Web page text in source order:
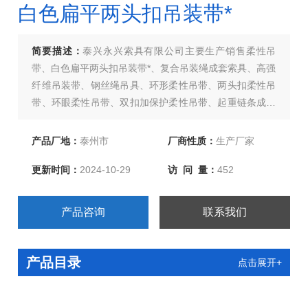
白色扁平两头扣吊装带*
简要描述：泰兴永兴索具有限公司主要生产销售柔性吊
带、白色扁平两头扣吊装带*、复合吊装绳成套索具、高强
纤维吊装带、钢丝绳吊具、环形柔性吊带、两头扣柔性吊
带、环眼柔性吊带、双扣加保护柔性吊带、起重链条成套
种产品，欢迎新老客户、来函洽谈订购！
产品厂地：泰州市 厂商性质： 生产厂家
更新时间：2024-10-29 访 问 量： 452
产品咨询 联系我们
产品目录 点击展开+